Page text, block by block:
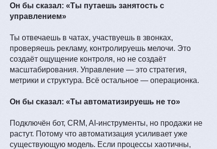
Он бы сказал: «Ты путаешь занятость с
управлением»
Ты отвечаешь в чатах, участвуешь в звонках,
проверяешь рекламу, контролируешь мелочи. Это
создаёт ощущение контроля, но не создаёт
масштабирования. Управление — это стратегия,
метрики и структура. Всё остальное — операционка.
Он бы сказал: «Ты автоматизируешь не то»
Подключён бот, CRM, AI-инструменты, но продажи не
растут. Потому что автоматизация усиливает уже
существующую модель. Если процессы хаотичны,